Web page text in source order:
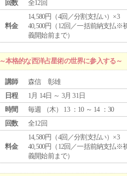
回数
全12回
料金
14,580円（4回／分割支払い）×3
40,500円（12回／一括前納支払※
義開始前まで）
格的な西洋占星術の世界に参入する～
講師
森信 彰雄
日程
1月 14日 ～ 3月 31日
時間
毎週 （木） 13 ：10 ～ 14 ：30
回数
全12回
料金
14,580円（4回／分割支払い）×3
40,500円（12回／一括前納支払※
義開始前まで）